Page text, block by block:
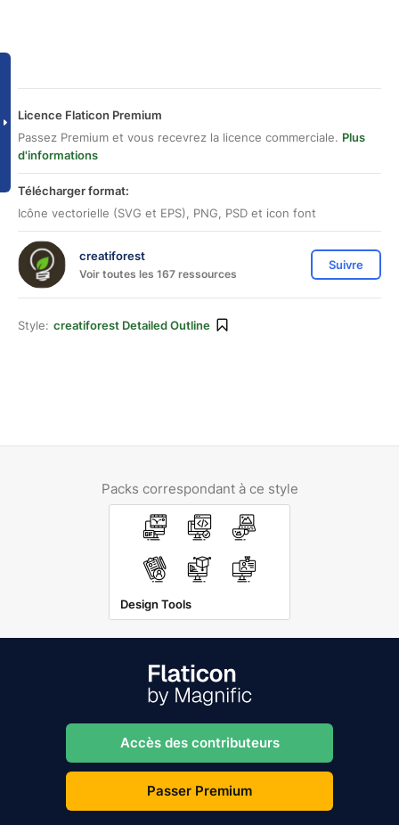
Licence Flaticon Premium
Passez Premium et vous recevrez la licence commerciale. Plus
d'informations
Télécharger format:
Icône vectorielle (SVG et EPS), PNG, PSD et icon font
creatiforest
Voir toutes les 167 ressources
Suivre
Style: creatiforest Detailed Outline
Packs correspondant à ce style
Design Tools
Accès des contributeurs
Passer Premium